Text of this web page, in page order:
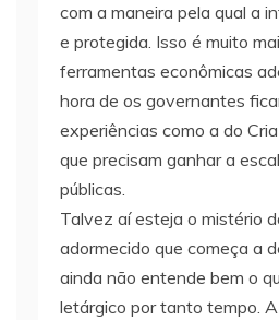
com a maneira pela qual a
e protegida. Isso é muito
ferramentas econômicas
hora de os governantes
experiências como a do
que precisam ganhar a
públicas.
Talvez aí esteja o mistério
adormecido que começa a
ainda não entende bem o
letárgico por tanto tempo.